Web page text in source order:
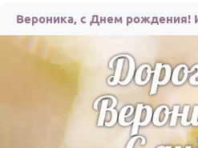
Открытки
Стихи и тексты
ПРАЗДНИКИ
С Днем рождения
ОТЗЫВЫ
Вероника, с Днем рождения!